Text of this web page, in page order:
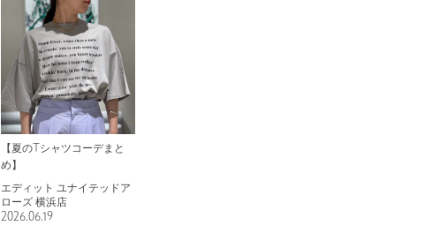
【夏のTシャツコーデまと
め】
エディット ユナイテッドア
ローズ 横浜店
2026.06.19